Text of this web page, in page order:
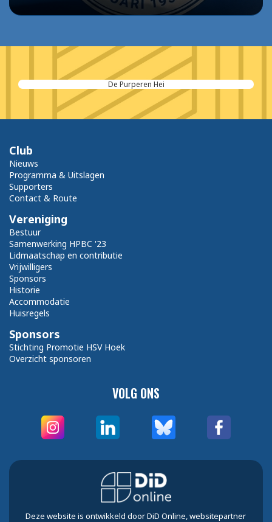
De Purperen Hei
VOLG ONS
Club
Nieuws
Programma & Uitslagen
Supporters
Contact & Route
Vereniging
Bestuur
Samenwerking HPBC '23
Lidmaatschap en contributie
Vrijwilligers
Sponsors
Historie
Accommodatie
Huisregels
Sponsors
Stichting Promotie HSV Hoek
Overzicht sponsoren
Deze website is ontwikkeld door DiD Online, websitepartner